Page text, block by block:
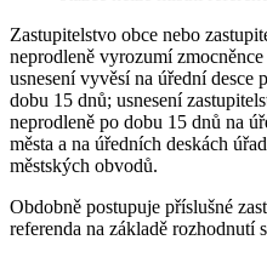
Zastupitelstvo obce nebo
neprodleně vyrozumí
usnesení vyvěsí na úřední desce
dobu 15 dnů; usnesení
neprodleně po dobu 15 dnů na
města a na úředních deskách
městských obvodů.
Obdobně postupuje příslušné
referenda na základě rozhodnutí